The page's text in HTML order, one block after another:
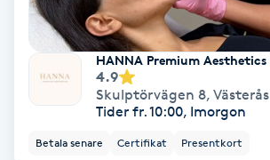
Nagelförlängning gelé
Nagelförlängning glasfiber
HANNA Premium Aesthetics
4.9
Skulptörvägen 8, Västerås
Tider fr. 10:00, Imorgon
Betala senare Certifikat Presentkort